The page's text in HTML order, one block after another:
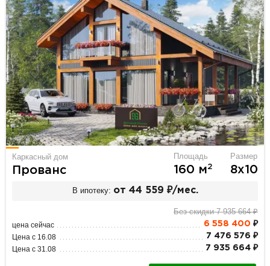
Каркасный дом
Прованс
Площадь
160 м2
Размер
8х10
В ипотеку: от 44 559 ₽/мес.
Без скидки 7 935 664 ₽
цена сейчас 6 558 400 ₽
Цена с 16.08 7 476 576 ₽
Цена с 31.08 7 935 664 ₽